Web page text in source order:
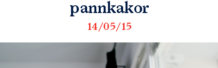
pannkakor
14/05/15